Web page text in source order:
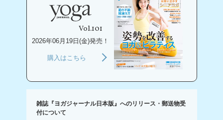
Vol.101
2026年06月19日(金)発売！
購入はこちら
雑誌『ヨガジャーナル日本版』へのリリース・郵送物受
付について